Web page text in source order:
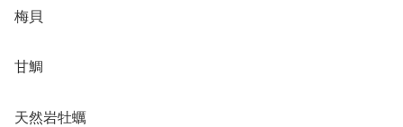
梅貝
甘鯛
天然岩牡蠣